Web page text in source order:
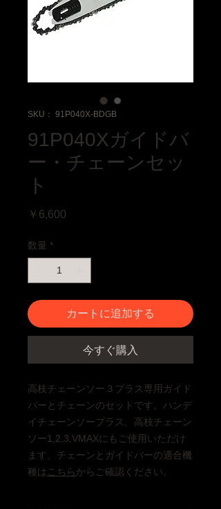
SKU： 91P040X-BDGB
91P040Xガイドバ
ー・チェーンセッ
ト
￥6,600
数量 *
カートに追加する
今すぐ購入
高枝チェーンソー３プラス専用ガイド
バーとチェーンのセットです。ハンデ
イチェーンソープラス、高枝チェーン
ソー1,2,3,VMAXにもご使用いただけ
ます。チェーンとガイドバーの適合機
種は こちらからご確認ください。